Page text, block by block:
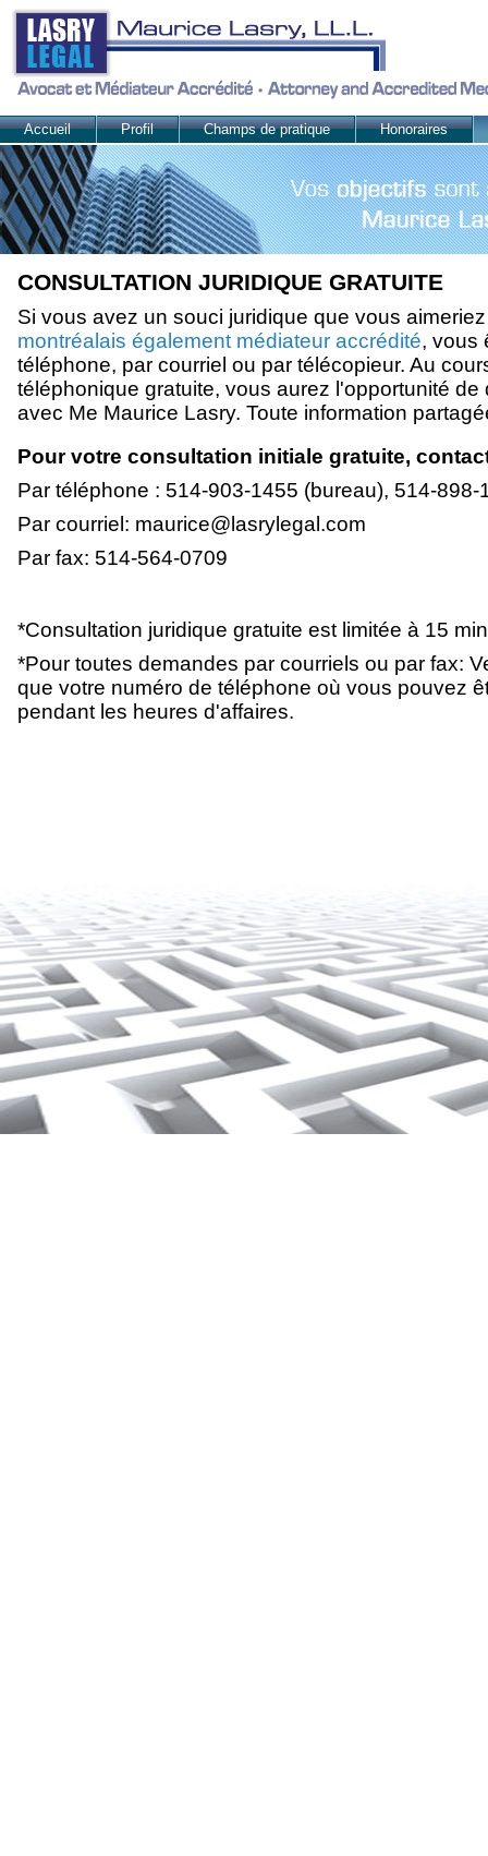
Accueil Profil Champs de pratique Honoraires
CONSULTATION JURIDIQUE GRATUITE
Si vous avez un souci juridique que vous
montréalais également médiateur accrédité, vous
téléphone, par courriel ou par télécopieur. Au
téléphonique gratuite, vous aurez l'opportunité
avec Me Maurice Lasry. Toute information
Pour votre consultation initiale gratuite,
Par téléphone : 514-903-1455 (bureau), 514-898-
Par courriel: maurice@lasrylegal.com
Par fax: 514-564-0709
*Consultation juridique gratuite est limitée à 15
*Pour toutes demandes par courriels ou par fax:
que votre numéro de téléphone où vous pouvez
pendant les heures d'affaires.